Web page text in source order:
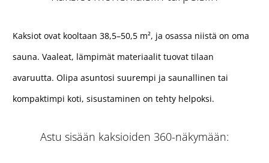
Kaksiot ovat kooltaan 38,5–50,5 m², ja osassa niistä on oma
sauna. Vaaleat, lämpimät materiaalit tuovat tilaan
avaruutta. Olipa asuntosi suurempi ja saunallinen tai
kompaktimpi koti, sisustaminen on tehty helpoksi.
Astu sisään kaksioiden 360-näkymään: